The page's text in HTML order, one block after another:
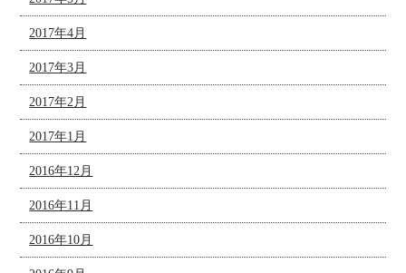
2017年4月
2017年3月
2017年2月
2017年1月
2016年12月
2016年11月
2016年10月